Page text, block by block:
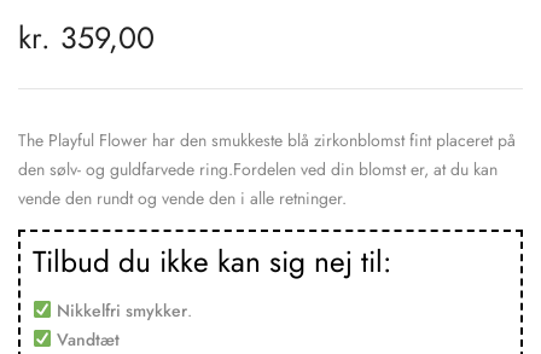
kr. 359,00
The Playful Flower har den smukkeste blå zirkonblomst fint placeret på
den sølv- og guldfarvede ring.Fordelen ved din blomst er, at du kan
vende den rundt og vende den i alle retninger.
Tilbud du ikke kan sig nej til:
Nikkelfri smykker.
Vandtæt